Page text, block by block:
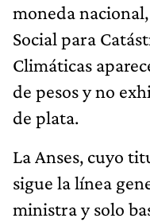
moneda
Social para
Climáticas
de pesos y no
de plata.
La Anses, cuyo
sigue la línea
ministra y solo